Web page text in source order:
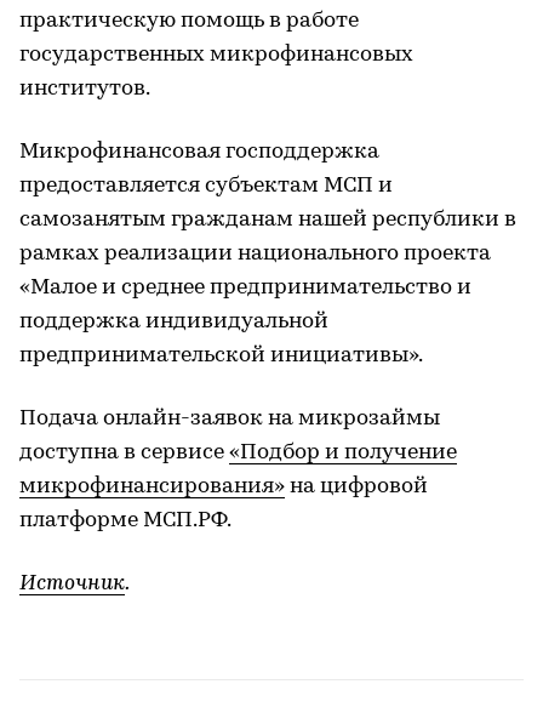
практическую помощь в работе
государственных микрофинансовых
институтов.
Микрофинансовая господдержка
предоставляется субъектам МСП и
самозанятым гражданам нашей республики в
рамках реализации национального проекта
«Малое и среднее предпринимательство и
поддержка индивидуальной
предпринимательской инициативы».
Подача онлайн-заявок на микрозаймы
доступна в сервисе «Подбор и получение
микрофинансирования» на цифровой
платформе МСП.РФ.
Источник.